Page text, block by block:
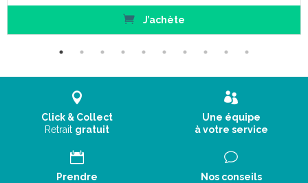
J’achète
Click & Collect
Retrait gratuit
Une équipe
à votre service
Prendre
Nos conseils